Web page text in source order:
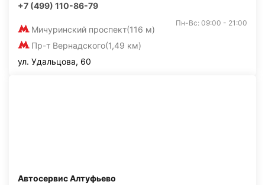
+7 (499) 110-86-79
Мичуринский проспект(116 м)
Пр-т Вернадского(1,49 км)
Пн-Вс: 09:00 - 21:00
ул. Удальцова, 60
Автосервис Алтуфьево